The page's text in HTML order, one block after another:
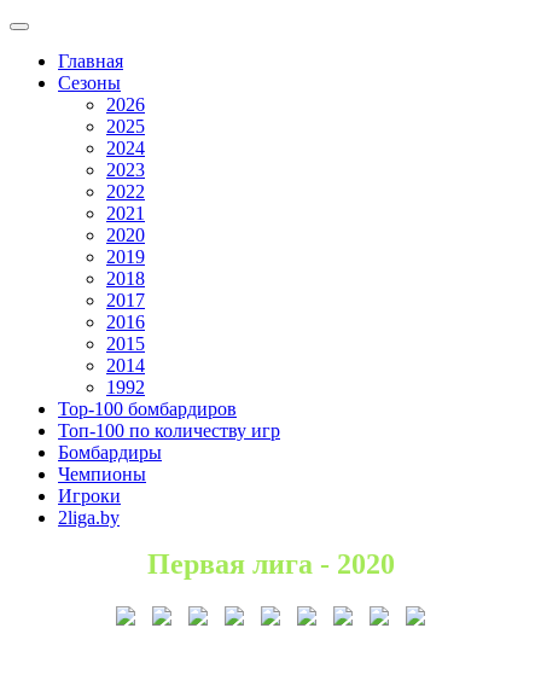
Главная
Сезоны
2026
2025
2024
2023
2022
2021
2020
2019
2018
2017
2016
2015
2014
1992
Top-100 бомбардиров
Топ-100 по количеству игр
Бомбардиры
Чемпионы
Игроки
2liga.by
Первая лига - 2020